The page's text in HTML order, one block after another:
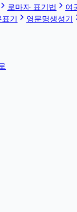
로마자 표기법 여
기 영문명생성기